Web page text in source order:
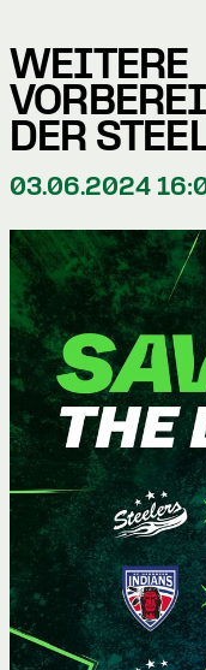
WEITERE
DER
03.06.2024